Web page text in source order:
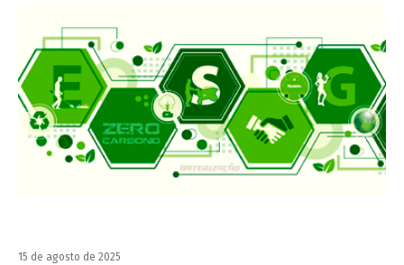
15 de agosto de 2025